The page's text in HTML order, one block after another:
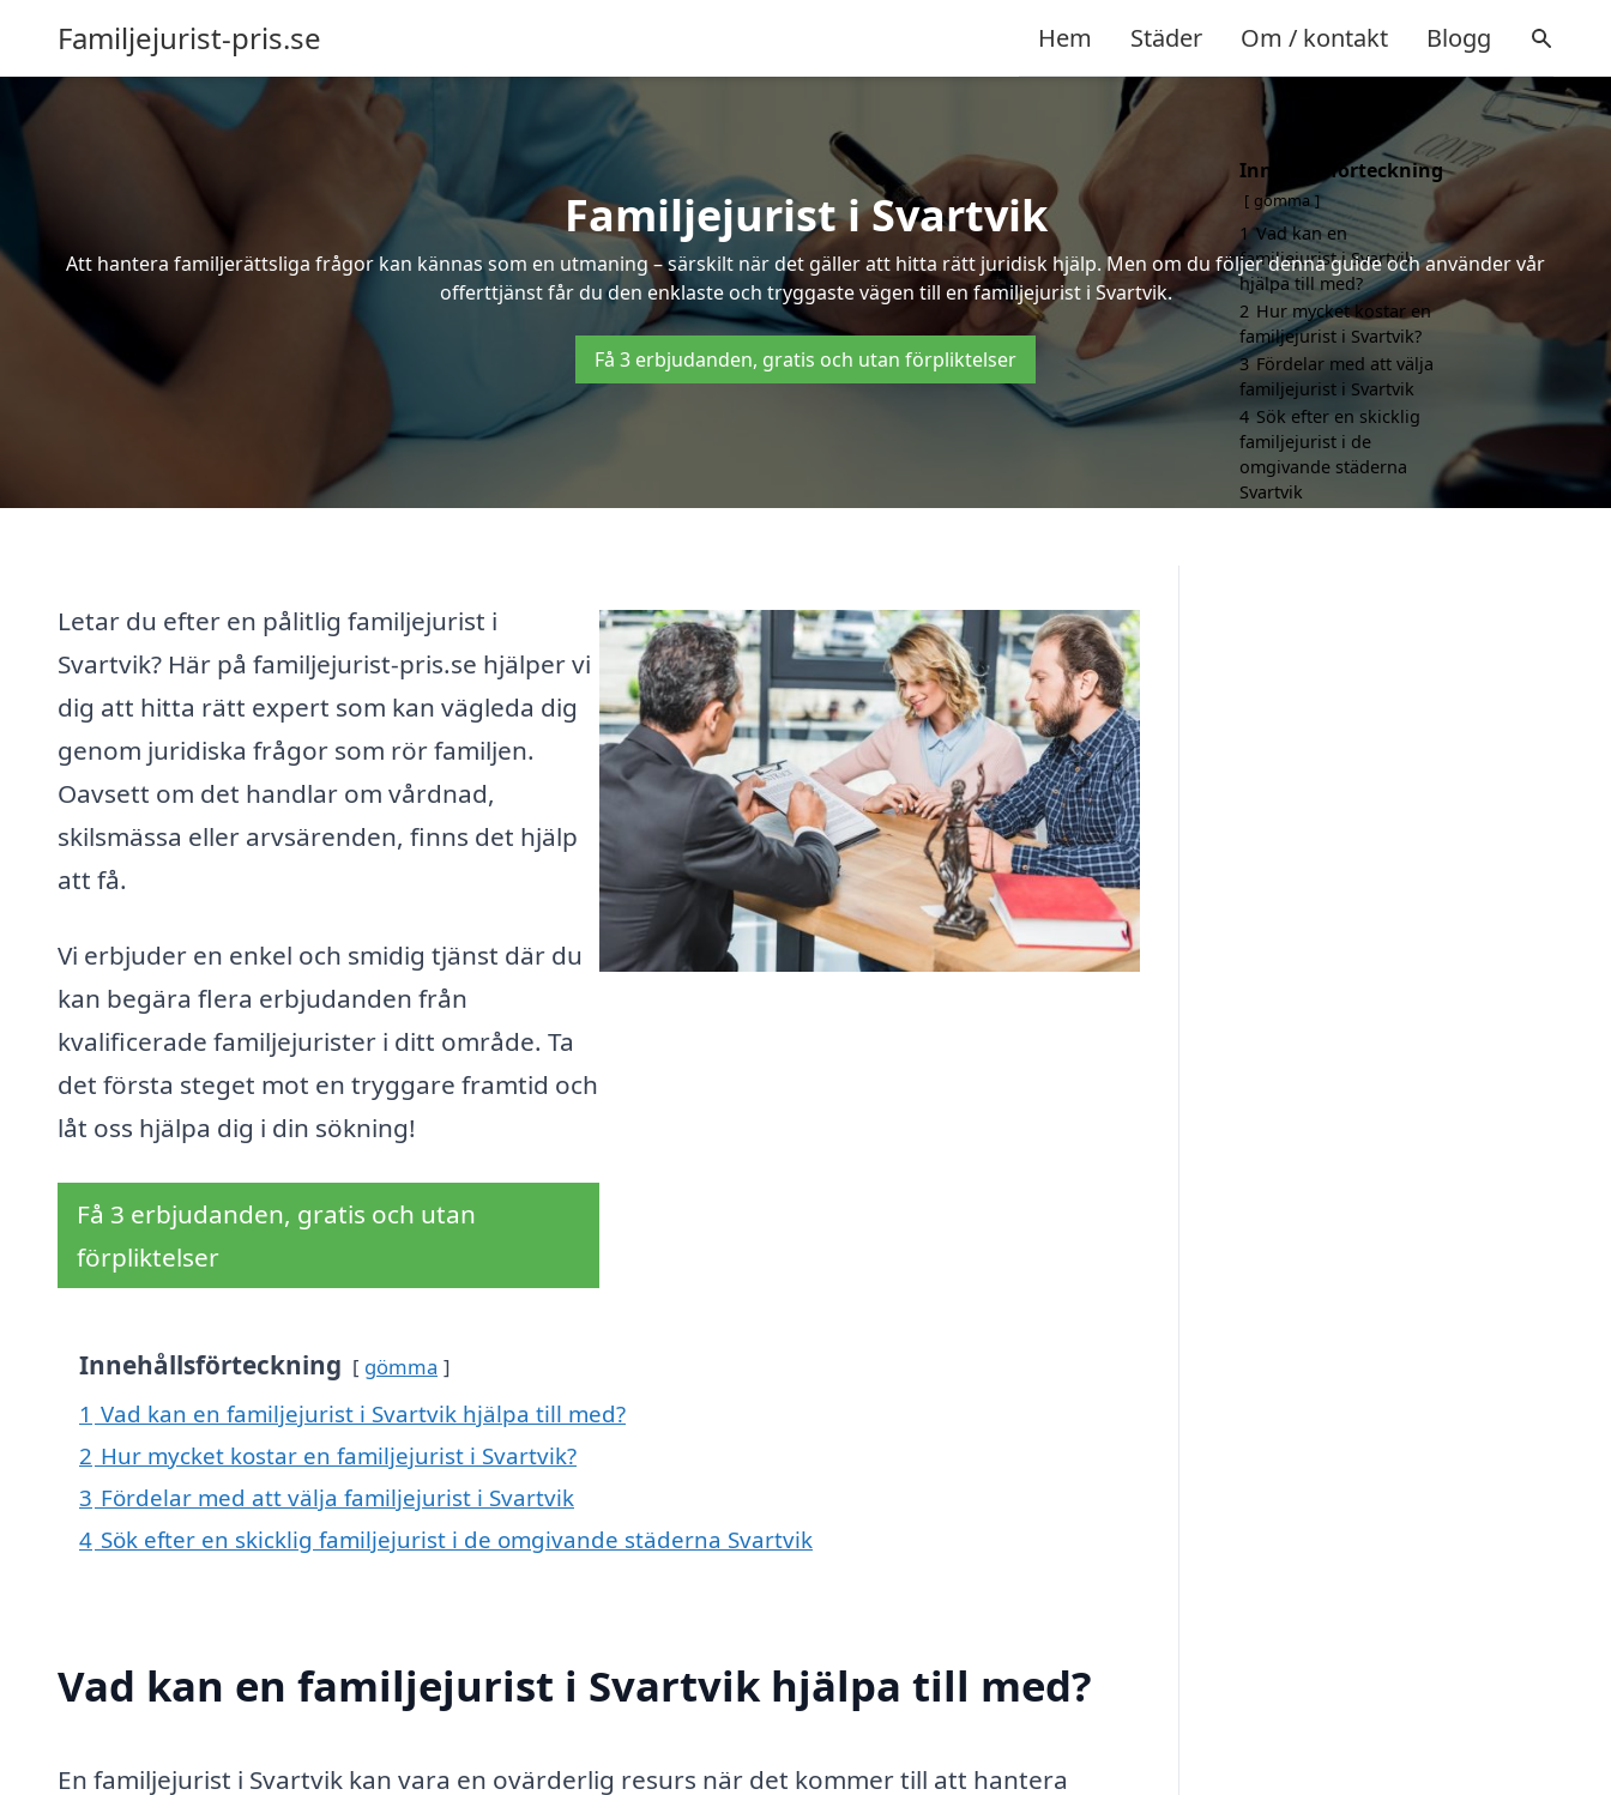
Familjejurist-pris.se Hem Städer Om / kontakt Blogg
Familjejurist i Svartvik
Att hantera familjerättsliga frågor kan kännas som en utmaning – särskilt när det gäller att hitta rätt juridisk hjälp. Men om du följer denna guide och använder vår
offerttjänst får du den enklaste och tryggaste vägen till en familjejurist i Svartvik.
Få 3 erbjudanden, gratis och utan förpliktelser
Letar du efter en pålitlig familjejurist i
Svartvik? Här på familjejurist-pris.se hjälper vi
dig att hitta rätt expert som kan vägleda dig
genom juridiska frågor som rör familjen.
Oavsett om det handlar om vårdnad,
skilsmässa eller arvsärenden, finns det hjälp
att få.
Vi erbjuder en enkel och smidig tjänst där du
kan begära flera erbjudanden från
kvalificerade familjejurister i ditt område. Ta
det första steget mot en tryggare framtid och
låt oss hjälpa dig i din sökning!
Få 3 erbjudanden, gratis och utan
förpliktelser
Innehållsförteckning gömma
1 Vad kan en familjejurist i Svartvik hjälpa till med?
2 Hur mycket kostar en familjejurist i Svartvik?
3 Fördelar med att välja familjejurist i Svartvik
4 Sök efter en skicklig familjejurist i de omgivande städerna Svartvik
Vad kan en familjejurist i Svartvik hjälpa till med?
En familjejurist i Svartvik kan vara en ovärderlig resurs när det kommer till att hantera
Innehållsförteckning
gömma
1 Vad kan en
familjejurist i Svartvik
hjälpa till med?
2 Hur mycket kostar en
familjejurist i Svartvik?
3 Fördelar med att välja
familjejurist i Svartvik
4 Sök efter en skicklig
familjejurist i de
omgivande städerna
Svartvik